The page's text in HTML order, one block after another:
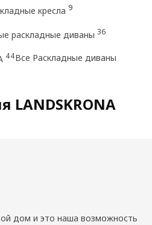
кресла 9
раскладные диваны 36
44Все Раскладные диваны
LANDSKRONA
дом и это наша возможность